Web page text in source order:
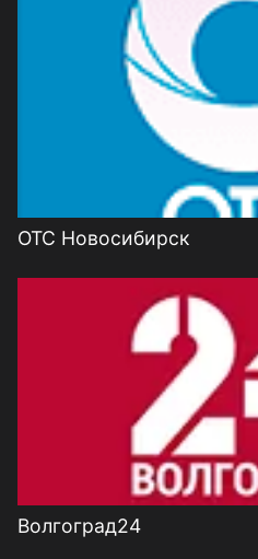
ОТС Новосибирск
Волгоград24